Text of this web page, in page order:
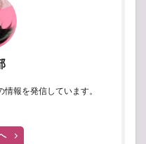
報を発信しています。